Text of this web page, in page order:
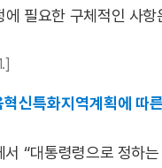
필요한 구체적인 사항
신특화지역계획에 따
“대통령령으로 정하는